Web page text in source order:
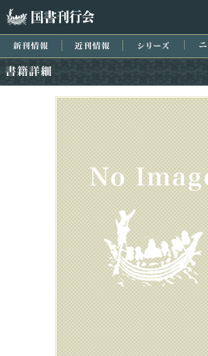
新刊情報 近刊情報 シリーズ